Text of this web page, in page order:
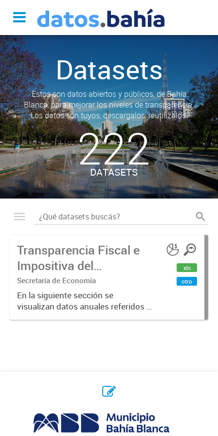
Datasets
Estos son datos abiertos y públicos, de Bahía
Blanca, para mejorar los niveles de transparencia.
Los datos son tuyos, descargalos, reutilizalos.
222
DATASETS
Transparencia Fiscal e
Impositiva del
Municipio. Año 2023
Secretaría de Economía
En la siguiente sección se
visualizan datos anuales referidos a
la transparencia fiscal e impositiva
xls
otro